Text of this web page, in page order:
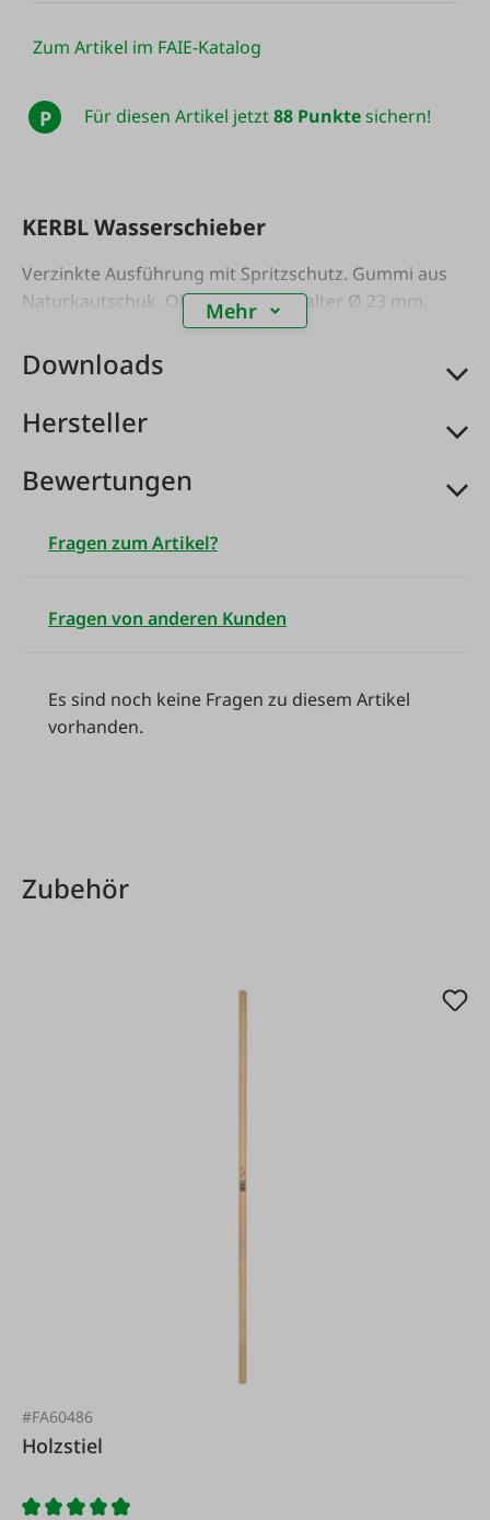
Zum Artikel im FAIE-Katalog
P Für diesen Artikel jetzt88 Punktesichern!
KERBL Wasserschieber
Verzinkte Ausführung mit Spritzschutz. Gummi aus
Naturkautschuk. Ohne Stiel. Stielhalter Ø 23 mm.
Mehr
Downloads
Hersteller
Bewertungen
Fragen zum Artikel?
Fragen von anderen Kunden
Es sind noch keine Fragen zu diesem Artikel
vorhanden.
Produktgalerie überspringen
Zubehör
#FA60486
Holzstiel